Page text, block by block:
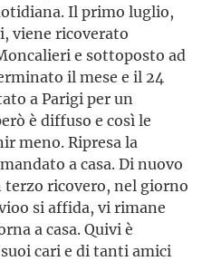
Il primo luglio,
viene ricoverato
e sottoposto ad
il mese e il 24
a Parigi per un
è diffuso e così le
meno. Ripresa la
a casa. Di nuovo
terzo ricovero, nel giorno
si affida, vi rimane
a casa. Quivi è
cari e di tanti amici